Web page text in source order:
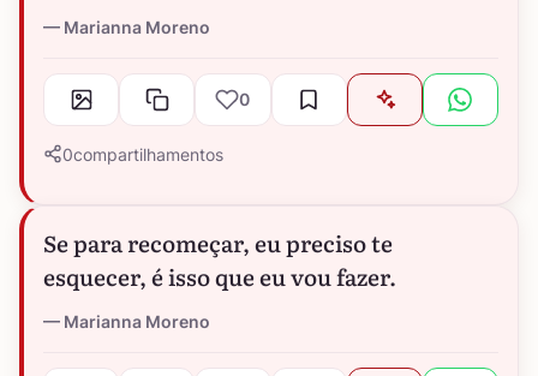
Marianna Moreno
0
0compartilhamentos
Se para recomeçar, eu preciso te
esquecer, é isso que eu vou fazer.
Marianna Moreno